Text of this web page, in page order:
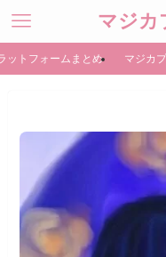
マジカ
ットフォームまとめ マジカ